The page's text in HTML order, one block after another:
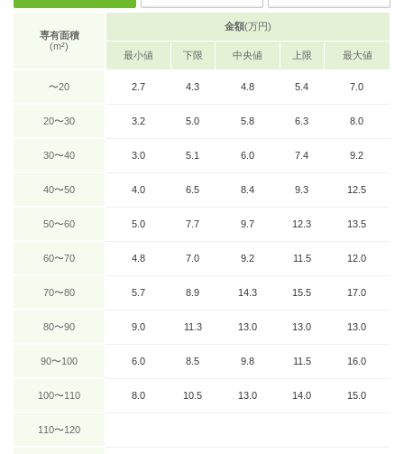
専有面積
(m²)
金額(万円)
最小値 下限 中央値 上限 最大値
〜20 2.7 4.3 4.8 5.4 7.0
20〜30 3.2 5.0 5.8 6.3 8.0
30〜40 3.0 5.1 6.0 7.4 9.2
40〜50 4.0 6.5 8.4 9.3 12.5
50〜60 5.0 7.7 9.7 12.3 13.5
60〜70 4.8 7.0 9.2 11.5 12.0
70〜80 5.7 8.9 14.3 15.5 17.0
80〜90 9.0 11.3 13.0 13.0 13.0
90〜100 6.0 8.5 9.8 11.5 16.0
100〜110 8.0 10.5 13.0 14.0 15.0
110〜120